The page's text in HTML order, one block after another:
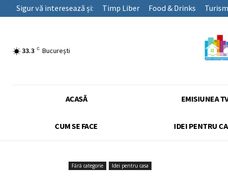
Sigur vă interesează și: Timp Liber Food & Drinks Turism
33.3 C București
ACASĂ EMISIUNEA
CUM SE FACE IDEI PENTRU
Fără categorie Idei pentru casa